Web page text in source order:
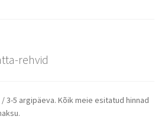
rehvid
3-5 argipäeva. Kõik meie esitatud hinnad